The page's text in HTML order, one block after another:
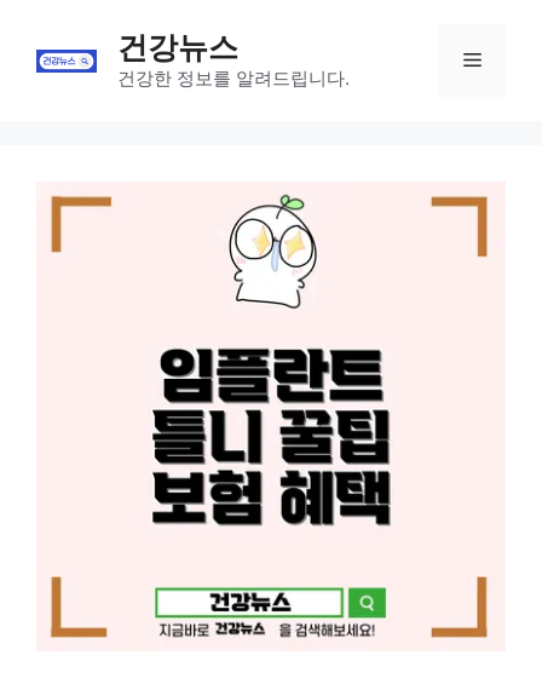
content
건강뉴스
건강한 정보를 알려드립니다.
Menu